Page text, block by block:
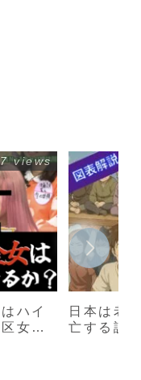
ハイ
女
views
日本は老
亡する説